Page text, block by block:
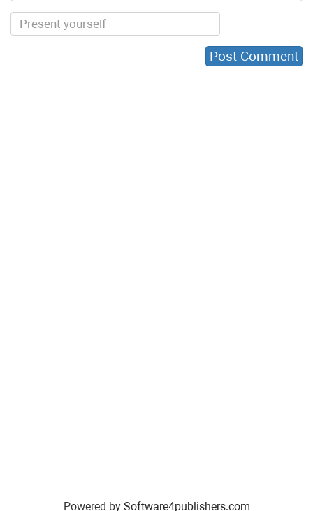
Powered by Software4publishers.com